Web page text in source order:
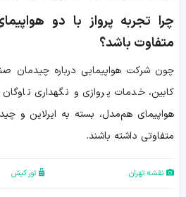
چرا تجربه پرواز با دو
متفاوت باشد؟
چون شرکت هواپیمایی درباره چیدمان
کابین، خدمات پروازی و نگهداری
هواپیمای هم‌مدل، بسته به ایرلاین و
متفاوتی داشته باشند.
نقشه تهران تور کیش